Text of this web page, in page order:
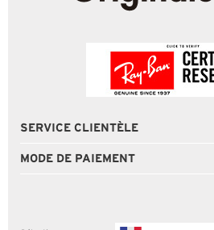
SERVICE CLIENTÈLE
MODE DE PAIEMENT